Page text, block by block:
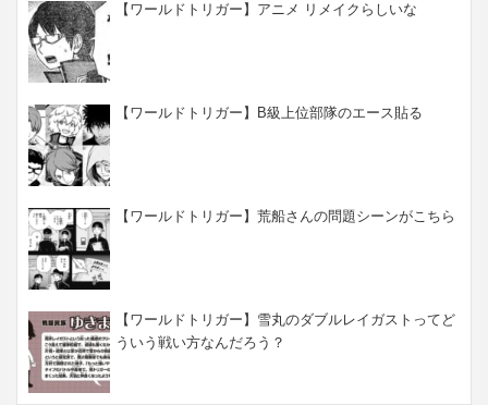
【ワールドトリガー】アニメ リメイクらしいな
【ワールドトリガー】B級上位部隊のエース貼る
【ワールドトリガー】荒船さんの問題シーンがこちら
【ワールドトリガー】雪丸のダブルレイガストってど
ういう戦い方なんだろう？